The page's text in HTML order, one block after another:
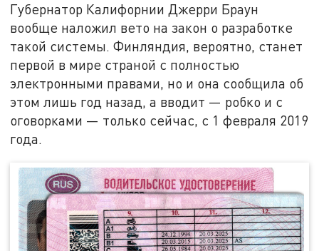
Губернатор Калифорнии Джерри Браун
вообще наложил вето на закон о разработке
такой системы. Финляндия, вероятно, станет
первой в мире страной с полностью
электронными правами, но и она сообщила об
этом лишь год назад, а вводит — робко и с
оговорками — только сейчас, с 1 февраля 2019
года.